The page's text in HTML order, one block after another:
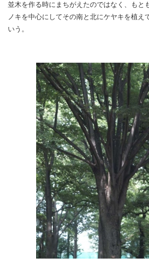
並木を作る時にまちがえたのではなく、もと
ノキを中心にしてその南と北にケヤキを植え
いう。